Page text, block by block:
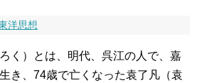
洋思想
く）とは、明代、呉江の人で、嘉
き、74歳で亡くなった袁了凡（袁